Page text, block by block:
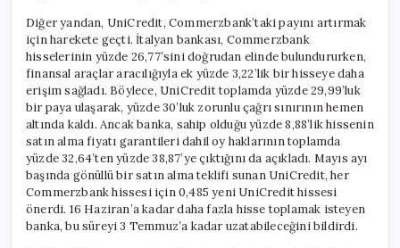
Diğer yandan, UniCredit, Commerzbank’taki payını artırmak
için harekete geçti. İtalyan bankası, Commerzbank
hisselerinin yüzde 26,77’sini doğrudan elinde bulundururken,
finansal araçlar aracılığıyla ek yüzde 3,22’lik bir hisseye daha
erişim sağladı. Böylece, UniCredit toplamda yüzde 29,99’luk
bir paya ulaşarak, yüzde 30’luk zorunlu çağrı sınırının hemen
altında kaldı. Ancak banka, sahip olduğu yüzde 8,88’lik hissenin
satın alma fiyatı garantileri dahil oy haklarının toplamda
yüzde 32,64’ten yüzde 38,87’ye çıktığını da açıkladı. Mayıs ayı
başında gönüllü bir satın alma teklifi sunan UniCredit, her
Commerzbank hissesi için 0,485 yeni UniCredit hissesi
önerdi. 16 Haziran’a kadar daha fazla hisse toplamak isteyen
banka, bu süreyi 3 Temmuz’a kadar uzatabileceğini bildirdi.